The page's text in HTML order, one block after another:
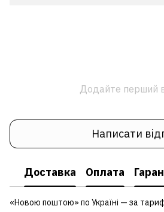
Додайте перший
Написати
Доставка Оплата
«Новою поштою» по Україні — за